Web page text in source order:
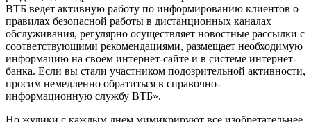
ВТБ ведет активную работу по информированию клиентов о
правилах безопасной работы в дистанционных каналах
обслуживания, регулярно осуществляет новостные рассылки с
соответствующими рекомендациями, размещает необходимую
информацию на своем интернет-сайте и в системе интернет-
банка. Если вы стали участником подозрительной активности,
просим немедленно обратиться в справочно-
информационную службу ВТБ».
Но жулики с каждым днем мимикрируют все изобретательнее.